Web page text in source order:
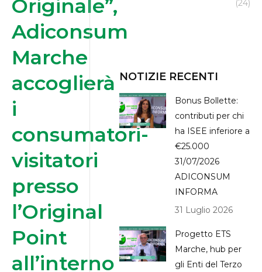
Originale”,
Adiconsum
Marche
accoglierà
i
consumatori-
visitatori
presso
l’Original
Point
all’interno
(24)
NOTIZIE RECENTI
Bonus Bollette:
contributi per chi
ha ISEE inferiore a
€25.000
31/07/2026
ADICONSUM
INFORMA
31 Luglio 2026
Progetto ETS
Marche, hub per
gli Enti del Terzo